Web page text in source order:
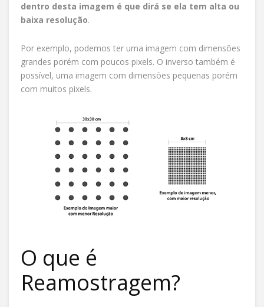
dentro desta imagem é que dirá se ela tem alta ou
baixa resolução.
Por exemplo, podemos ter uma imagem com dimensões
grandes porém com poucos pixels. O inverso também é
possível, uma imagem com dimensões pequenas porém
com muitos pixels.
O que é
Reamostragem?